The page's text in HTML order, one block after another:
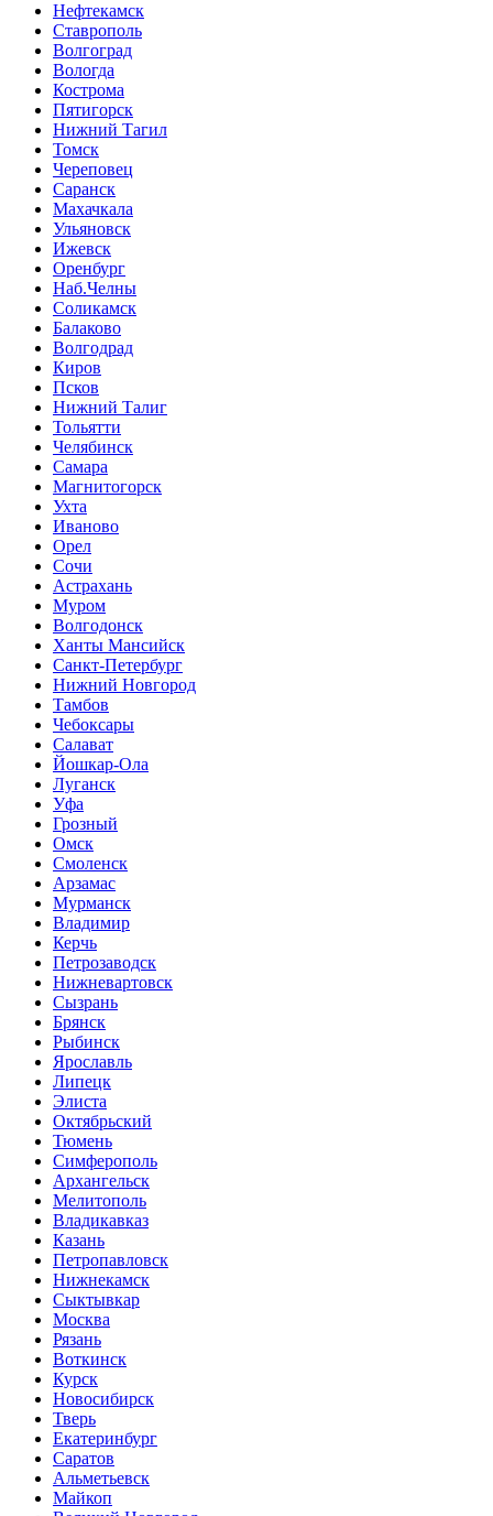
Нефтекамск
Ставрополь
Волгоград
Вологда
Кострома
Пятигорск
Нижний Тагил
Томск
Череповец
Саранск
Махачкала
Ульяновск
Ижевск
Оренбург
Наб.Челны
Соликамск
Балаково
Волгодрад
Киров
Псков
Нижний Талиг
Тольятти
Челябинск
Самара
Магнитогорск
Ухта
Иваново
Орел
Сочи
Астрахань
Муром
Волгодонск
Ханты Мансийск
Санкт-Петербург
Нижний Новгород
Тамбов
Чебоксары
Салават
Йошкар-Ола
Луганск
Уфа
Грозный
Омск
Смоленск
Арзамас
Мурманск
Владимир
Керчь
Петрозаводск
Нижневартовск
Сызрань
Брянск
Рыбинск
Ярославль
Липецк
Элиста
Октябрьский
Тюмень
Симферополь
Архангельск
Мелитополь
Владикавказ
Казань
Петропавловск
Нижнекамск
Сыктывкар
Москва
Рязань
Воткинск
Курск
Новосибирск
Тверь
Екатеринбург
Саратов
Альметьевск
Майкоп